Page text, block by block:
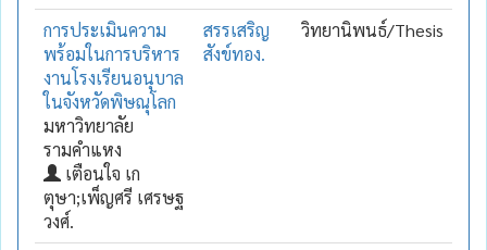
การประเมินความ
พร้อมในการบริหาร
งานโรงเรียนอนุบาล
ในจังหวัดพิษณุโลก
มหาวิทยาลัย
รามคำแหง
เตือนใจ เก
ตุษา;เพ็ญศรี เศรษฐ
วงศ์.
สรรเสริญ
สังข์ทอง.
วิทยานิพนธ์/Thesis